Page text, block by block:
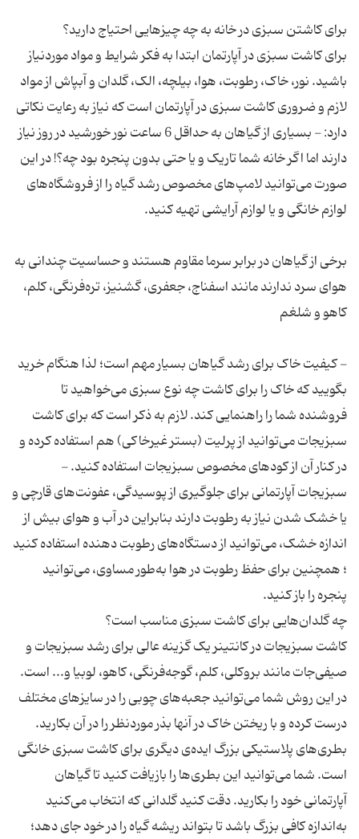
برای کاشت سبزی در آپارتمان ابتدا به فکر شرایط و مواد موردنیاز
باشید. نور، خاک، رطوبت، هوا، بیلچه، الک، گلدان و آبپاش از مواد
لازم و ضروری کاشت سبزی در آپارتمان است که نیاز به رعایت نکاتی
دارد: - بسیاری از گیاهان به حداقل 6 ساعت نور خورشید در روز نیاز
دارند اما اگر خانه‌ شما تاریک و یا حتی بدون پنجره بود چه؟! در این
صورت می‌توانید لامپ‌های مخصوص رشد گیاه را از فروشگاه‌های
برخی از گیاهان در برابر سرما مقاوم هستند و حساسیت چندانی به
هوای سرد ندارند مانند اسفناج، جعفری، گشنیز، تره‌فرنگی، کلم،
- کیفیت خاک برای رشد گیاهان بسیار مهم است؛ لذا هنگام خرید
بگویید که خاک را برای کاشت چه نوع سبزی می‌خواهید تا
فروشنده شما را راهنمایی کند. لازم به ذکر است که برای کاشت
سبزیجات می‌توانید از پرلیت (بستر غیرخاکی) هم استفاده کرده و
در کنار آن از کودهای مخصوص سبزیجات استفاده کنید. -
سبزیجات آپارتمانی برای جلوگیری از پوسیدگی، عفونت‌های قارچی و
یا خشک شدن نیاز به رطوبت دارند بنابراین در آب‌ و هوای بیش‌ از
اندازه خشک، می‌توانید از دستگاه‌های رطوبت دهنده استفاده کنید
؛ همچنین برای حفظ رطوبت در هوا به‌طور مساوی، می‌توانید
کاشت سبزیجات در کانتینر یک گزینه عالی برای رشد سبزیجات و
صیفی‌جات مانند بروکلی، کلم، گوجه‌فرنگی، کاهو، لوبیا و... است.
در این روش شما می‌توانید جعبه‌های چوبی را در سایزهای مختلف
درست کرده و با ریختن خاک در آنها بذر موردنظر را در آن بکارید.
بطری‌های پلاستیکی بزرگ ایده‌ی دیگری برای کاشت سبزی خانگی
است. شما می‌توانید این بطری‌ها را بازیافت کنید تا گیاهان
آپارتمانی خود را بکارید. دقت کنید گلدانی که انتخاب می‌کنید
به‌اندازه کافی بزرگ باشد تا بتواند ریشه گیاه را در خود جای دهد؛